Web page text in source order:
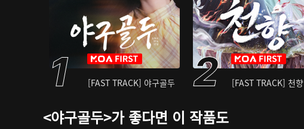
[FAST TRACK] 야구골두 [FAST TRACK] 천향
<야구골두>가 좋다면 이 작품도